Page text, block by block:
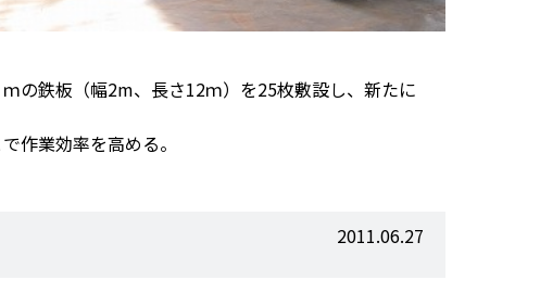
の鉄板（幅2m、長さ12ｍ）を25枚敷設し、新たに
作業効率を高める。
2011.06.27